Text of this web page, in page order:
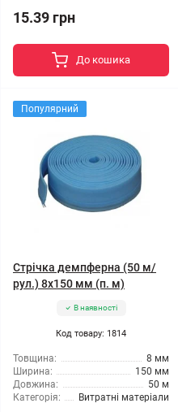
15.39 грн
До кошика
Популярний
Стрічка демпферна (50 м/
рул.) 8x150 мм (п. м)
В наявності
Код товару: 1814
Товщина:
8 мм
Ширина:
150 мм
Довжина:
50 м
Категорія:
Витратні матеріали